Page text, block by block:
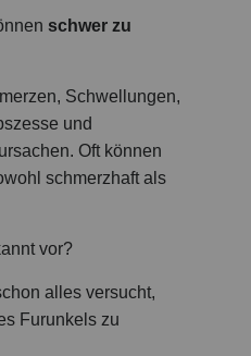
schwer zu
Schwellungen,
und
Oft können
schmerzhaft als
vor?
alles versucht,
Furunkels zu